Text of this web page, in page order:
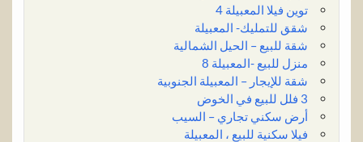
توين فيلا المعبيلة 4
شقق للتمليك- المعبيلة
شقة للبيع – الحيل الشمالية
منزل للبيع -المعبيلة 8
شقة للإيجار – المعبيلة الجنوبية
3 فلل للبيع في الخوض
أرض سكني تجاري – السيب
فيلا سكنية للبيع ، المعبيلة